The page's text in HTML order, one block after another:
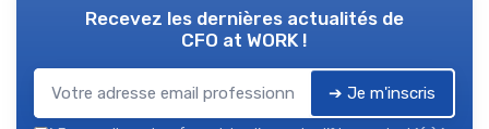
Recevez les dernières actualités de
CFO at WORK !
➔ Je m'inscris